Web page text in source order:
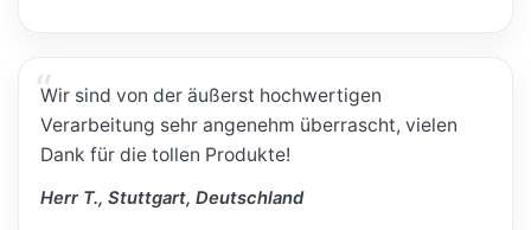
Wir sind von der äußerst hochwertigen
Verarbeitung sehr angenehm überrascht, vielen
Dank für die tollen Produkte!
Herr T., Stuttgart, Deutschland